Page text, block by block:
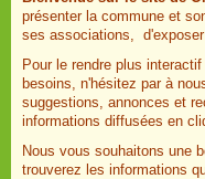
présenter la commune et
ses associations,
Pour le rendre plus
besoins, n'hésitez par à
suggestions, annonces et
informations diffusées en
Nous vous souhaitons une
trouverez les informations